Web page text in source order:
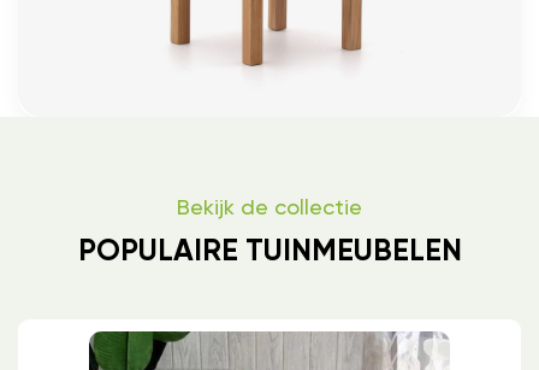
Bekijk de collectie
POPULAIRE TUINMEUBELEN